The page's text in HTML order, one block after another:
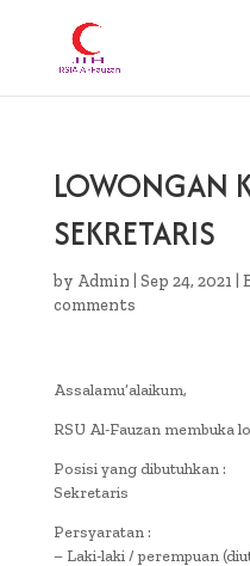
LOWONGAN
SEKRETARIS
by Admin Sep 24, 2021
comments
Assalamu’alaikum,
RSU Al-Fauzan membuka
Posisi yang dibutuhkan :
Sekretaris
Persyaratan :
– Laki-laki / perempuan